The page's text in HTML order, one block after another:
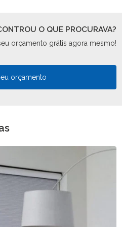
O QUE PROCURAVA?
orçamento grátis agora mesmo!
orçamento